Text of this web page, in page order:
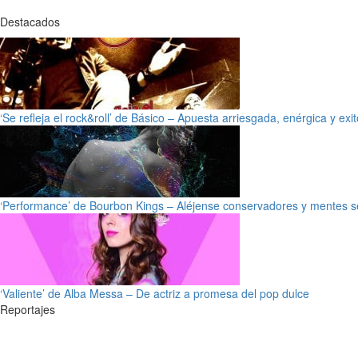
Destacados
‘Se refleja el rock&roll’ de Básico – Apuesta arriesgada, enérgica y
‘Performance’ de Bourbon Kings – Aléjense conservadores y mentes
‘Valiente’ de Alba Messa – De actriz a promesa del pop dulce
Reportajes